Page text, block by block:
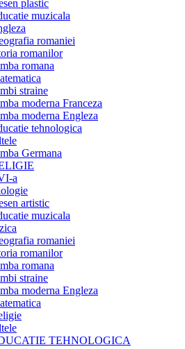
plastic
muzicala
romaniei
romanilor
romana
straine
moderna Franceza
moderna Engleza
tehnologica
Germana
a
artistic
muzicala
romaniei
romanilor
romana
straine
moderna Engleza
TEHNOLOGICA